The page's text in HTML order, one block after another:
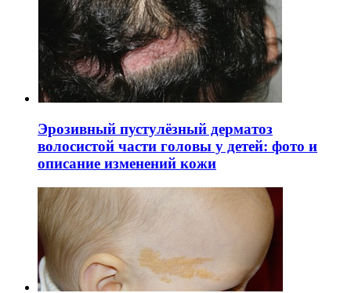
Эрозивный пустулёзный дерматоз
волосистой части головы у детей: фото и
описание изменений кожи